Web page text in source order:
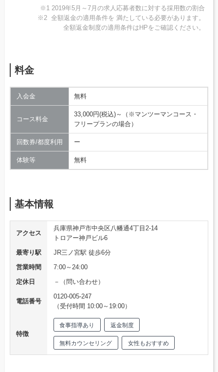
※1 2019年5月～7月の求人応募者数に対する採用数の割合
※2 全額返金の適用条件を 満たしている必要があります。
全額返金制度の適用条件はHPをご確認ください。
料金
入会金 無料
コース料金
33,000円(税込)～（※マンツーマンコース・
フリープランの場合）
回数券/都度利用 ー
体験等 無料
基本情報
アクセス
兵庫県神戸市中央区八幡通4丁目2-14
トロアー神戸ビル6
最寄り駅
JR三ノ宮駅 徒歩6分
営業時間
7:00～24:00
定休日
－（問い合わせ）
電話番号
0120-005-247
（受付時間 10:00～19:00）
特徴
食事指導あり 返金制度
無料カウンセリング 女性もおすすめ